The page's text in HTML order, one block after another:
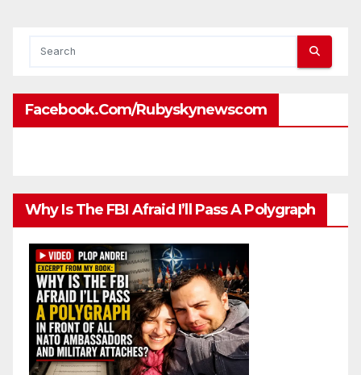
Facebook.com/rubyskynewscom
Why Is The FBI Afraid I’ll Pass A Polygraph